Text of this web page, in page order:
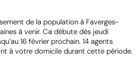
de la population à Faverges-
à venir. Ca débute dès jeudi
16 février prochain. 14 agents
à votre domicile durant cette période.